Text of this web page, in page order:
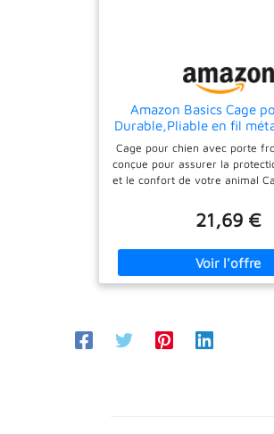
Amazon Basics Cage
Durable,Pliable en fil
plateau, Porte simple, L
41 cm, Noir
Cage pour chien avec porte
conçue pour assurer la
et le confort de votre animal
; plateau solide et poignée
Mécanisme de verrouillage
plat pour un transport facile et
compact ; plateau en plastique
21,69 €